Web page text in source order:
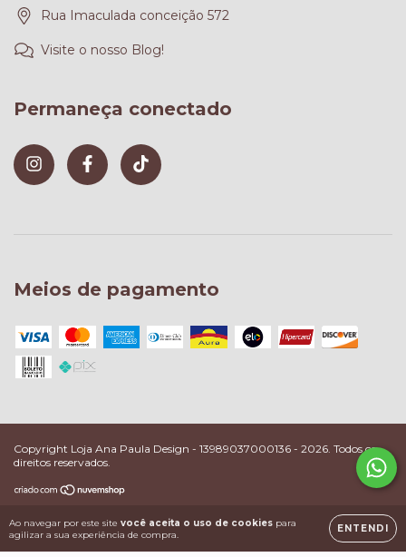
Ao navegar por este site você aceita o uso de cookies para
agilizar a sua experiência de compra.
ENTENDI
Rua Imaculada conceição 572
Visite o nosso Blog!
Permaneça conectado
Meios de pagamento
Copyright Loja Ana Paula Design - 13989037000136 - 2026. Todos os
direitos reservados.